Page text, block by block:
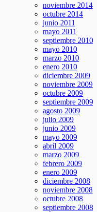
noviembre 2014
octubre 2014
junio 2011
mayo 2011
septiembre 2010
mayo 2010
marzo 2010
enero 2010
diciembre 2009
noviembre 2009
octubre 2009
septiembre 2009
agosto 2009
julio 2009
junio 2009
mayo 2009
abril 2009
marzo 2009
febrero 2009
enero 2009
diciembre 2008
noviembre 2008
octubre 2008
septiembre 2008